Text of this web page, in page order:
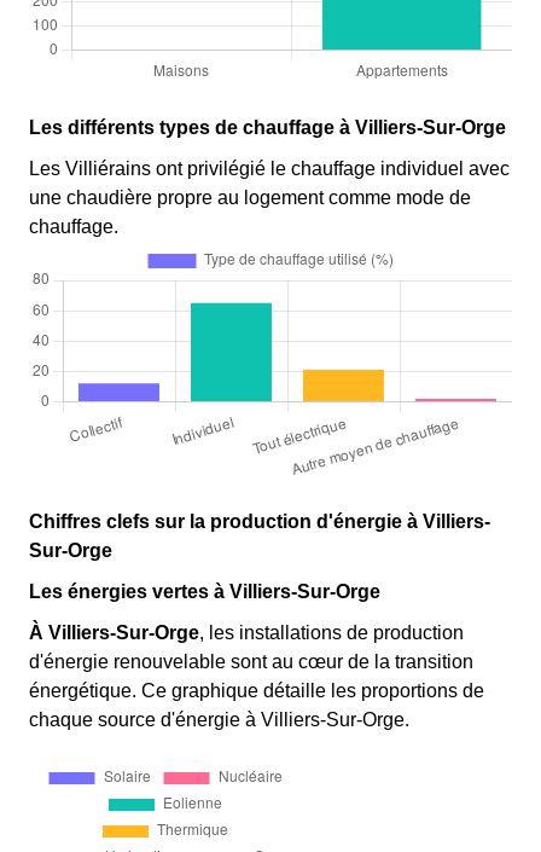
Les différents types de chauffage à Villiers-Sur-Orge
Les Villiérains ont privilégié le chauffage individuel avec
une chaudière propre au logement comme mode de
chauffage.
Chiffres clefs sur la production d'énergie à Villiers-
Sur-Orge
Les énergies vertes à Villiers-Sur-Orge
À Villiers-Sur-Orge, les installations de production
d'énergie renouvelable sont au cœur de la transition
énergétique. Ce graphique détaille les proportions de
chaque source d'énergie à Villiers-Sur-Orge.